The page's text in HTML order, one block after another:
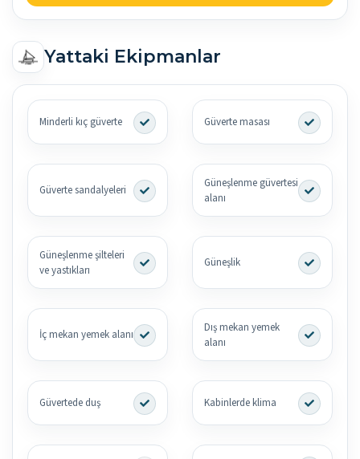
Yattaki Ekipmanlar
Minderli kıç güverte Güverte masası
Güverte sandalyeleri
Güneşlenme güvertesi
alanı
Güneşlenme şilteleri
ve yastıkları
Güneşlik
İç mekan yemek alanı
Dış mekan yemek
alanı
Güvertede duş Kabinlerde klima